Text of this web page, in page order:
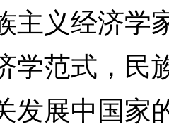
主义经济学
学范式，民
发展中国家